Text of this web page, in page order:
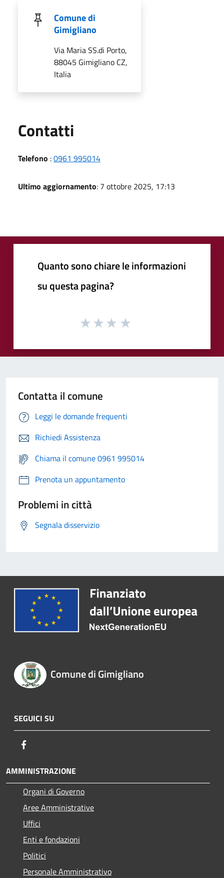
Comune di
Gimigliano
Via Maria SS.di Porto,
88045 Gimigliano CZ,
Italia
Contatti
Telefono :0961 995014
Ultimo aggiornamento: 7 ottobre 2025, 17:13
Quanto sono chiare le informazioni
su questa pagina?
Contatta il comune
Leggi le domande frequenti
Richiedi Assistenza
Chiama il comune 0961 995014
Prenota un appuntamento
Problemi in città
Segnala disservizio
Comune di Gimigliano
SEGUICI SU
AMMINISTRAZIONE
Organi di Governo
Aree Amministrative
Uffici
Enti e fondazioni
Politici
Personale Amministrativo